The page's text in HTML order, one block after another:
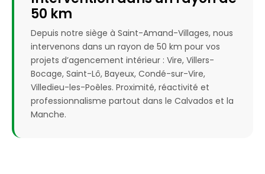
50 km
Depuis notre siège à Saint-Amand-Villages, nous
intervenons dans un rayon de 50 km pour vos
projets d’agencement intérieur : Vire, Villers-
Bocage, Saint-Lô, Bayeux, Condé-sur-Vire,
Villedieu-les-Poêles. Proximité, réactivité et
professionnalisme partout dans le Calvados et la
Manche.